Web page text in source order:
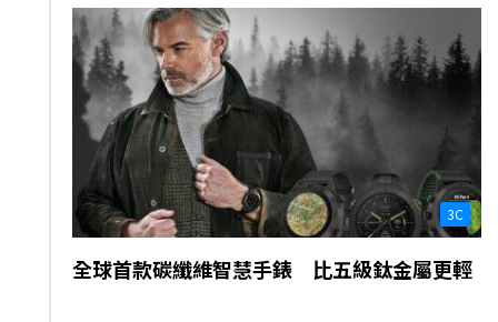
3C
全球首款碳纖維智慧手錶 比五級鈦金屬更輕